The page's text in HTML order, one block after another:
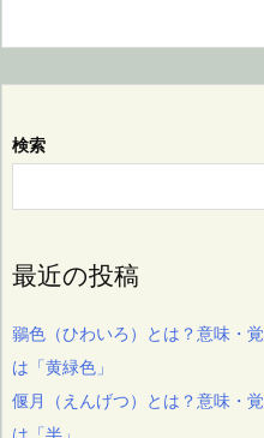
検索
最近の投稿
鶸色（ひわいろ）とは？意味・
は「黄緑色」
偃月（えんげつ）とは？意味・